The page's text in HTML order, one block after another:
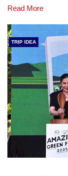
Read More
TRIP IDEA